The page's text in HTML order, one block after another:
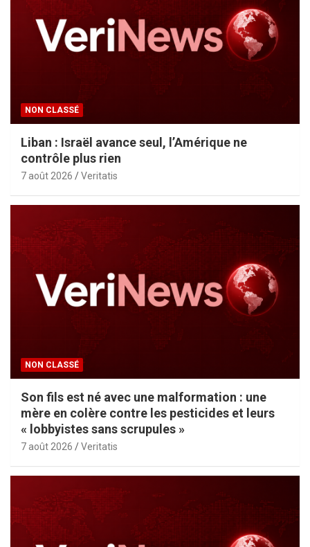
NON CLASSÉ
Liban : Israël avance seul, l’Amérique ne
contrôle plus rien
7 août 2026 Veritatis
NON CLASSÉ
Son fils est né avec une malformation : une
mère en colère contre les pesticides et leurs
« lobbyistes sans scrupules »
7 août 2026 Veritatis